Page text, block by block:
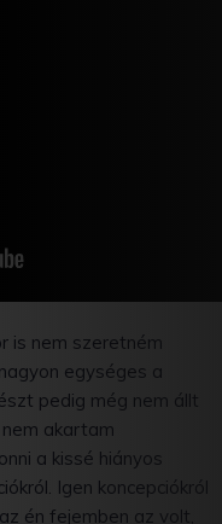
is nem szeretném
egységes a
pedig még nem állt
akartam
a kissé hiányos
Igen koncepciókról
én fejemben az volt,